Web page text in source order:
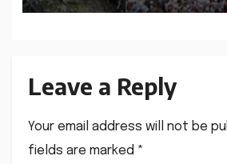
Leave a Reply
Your email address will not be
fields are marked *